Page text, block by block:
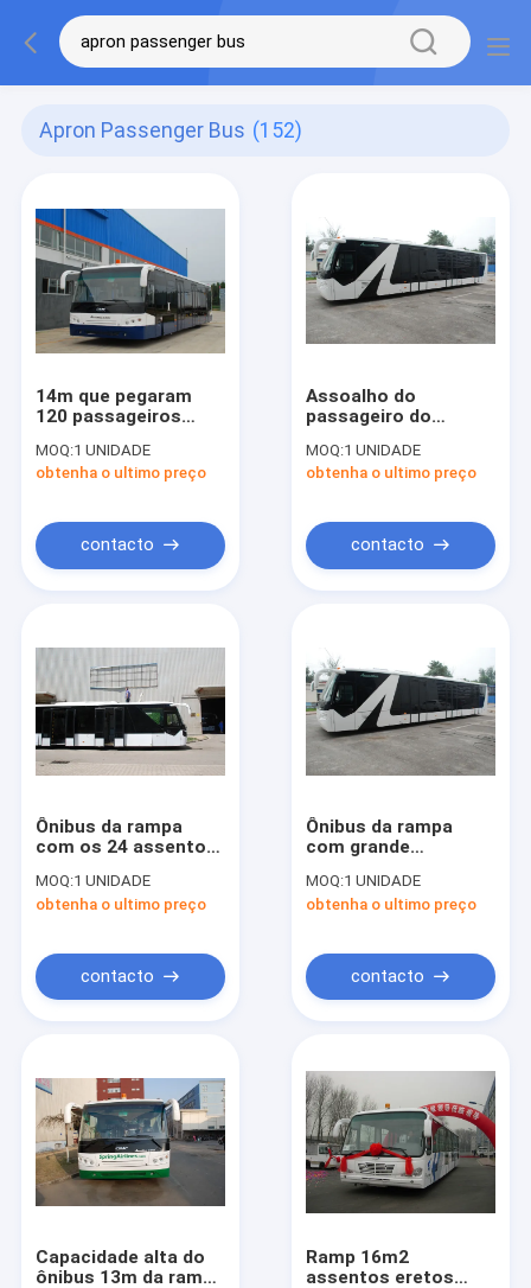
Apron Passenger Bus (152)
14m que pegaram
120 passageiros
ônibus da rampa do
aeroporto
alumínio
MOQ:1 UNIDADE
obtenha o ultimo preço
contacto
Assoalho do
passageiro do
transporta o ônibus
do aeroporto com
MOQ:1 UNIDADE
obtenha o ultimo preço
contacto
Ônibus da rampa
com os 24 assentos
personalizado de
alta qualidade
MOQ:1 UNIDADE
obtenha o ultimo preço
contacto
Ônibus da rampa
com grande
confortável do
elevador durável do
MOQ:1 UNIDADE
obtenha o ultimo preço
contacto
Capacidade alta do
ônibus 13m da rampa
Ramp 16m2
assentos eretos